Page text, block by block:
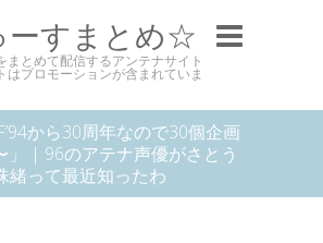
すまとめ☆
まとめて配信するアンテナサイト
はプロモーションが含まれていま
から30周年なので30個企画
」 | 96のアテナ声優がさとう
緒って最近知ったわ